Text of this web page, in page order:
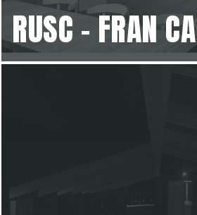
RUSC - FRAN